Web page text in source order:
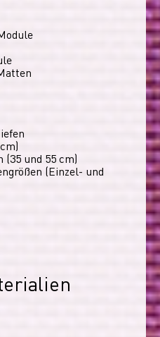
(35 und 55 cm)
(Einzel- und